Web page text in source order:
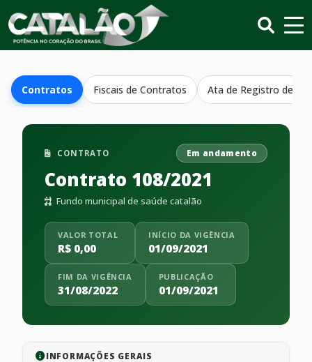
Contratos Fiscais de Contratos Ata de Registro de
CONTRATO Em andamento
Contrato 108/2021
Fundo municipal de saúde catalão
VALOR TOTAL
R$ 0,00
INÍCIO DA VIGÊNCIA
01/09/2021
FIM DA VIGÊNCIA
31/08/2022
PUBLICAÇÃO
01/09/2021
INFORMAÇÕES GERAIS